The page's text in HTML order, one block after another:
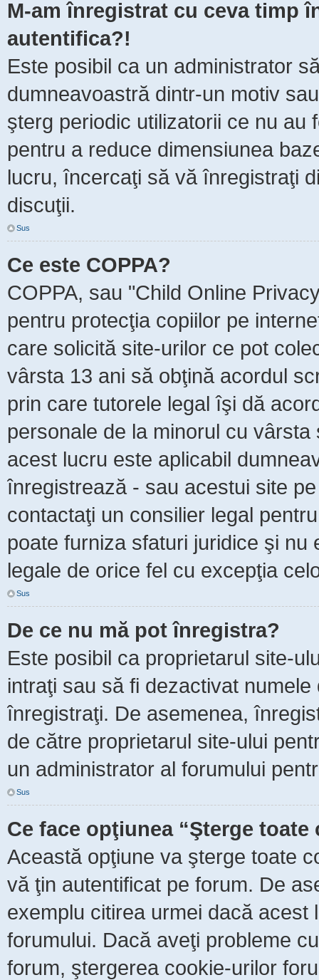
M-am înregistrat cu ceva timp
autentifica?!
Este posibil ca un administrator
dumneavoastră dintr-un motiv
şterg periodic utilizatorii ce nu au
pentru a reduce dimensiunea
lucru, încercaţi să vă înregistraţi
discuţii.
Sus
Ce este COPPA?
COPPA, sau "Child Online
pentru protecţia copiilor pe
care solicită site-urilor ce pot
vârsta 13 ani să obţină acordul
prin care tutorele legal îşi dă
personale de la minorul cu
acest lucru este aplicabil
înregistrează - sau acestui site
contactaţi un consilier legal
poate furniza sfaturi juridice şi
legale de orice fel cu excepţia
Sus
De ce nu mă pot înregistra?
Este posibil ca proprietarul site-
intraţi sau să fi dezactivat
înregistraţi. De asemenea,
de către proprietarul site-ului
un administrator al forumului
Sus
Ce face opţiunea “Şterge
Această opţiune va şterge toate
vă ţin autentificat pe forum. De
exemplu citirea urmei dacă
forumului. Dacă aveţi probleme
forum, ştergerea cookie-urilor